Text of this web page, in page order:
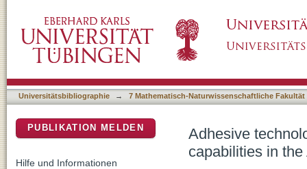
Middle Stone Age
Universitätsbibliographie → 7 Mathematisch-Naturwissenschaftliche Fakultät
Adhesive
capabilities in
PUBLIKATION MELDEN
Hilfe und Informationen